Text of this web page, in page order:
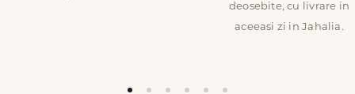
deosebite, cu livrare in
aceeasi zi in Jahalia.